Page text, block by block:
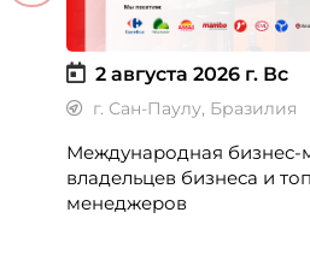
2 августа 2026 г. Вс
г. Сан-Паулу, Бразилия
Международная бизнес-
владельцев бизнеса и
менеджеров